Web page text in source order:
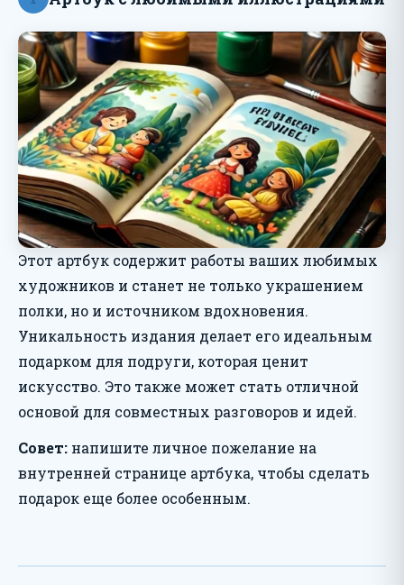
Этот артбук содержит работы ваших любимых
художников и станет не только украшением
полки, но и источником вдохновения.
Уникальность издания делает его идеальным
подарком для подруги, которая ценит
искусство. Это также может стать отличной
основой для совместных разговоров и идей.
Совет: напишите личное пожелание на
внутренней странице артбука, чтобы сделать
подарок еще более особенным.